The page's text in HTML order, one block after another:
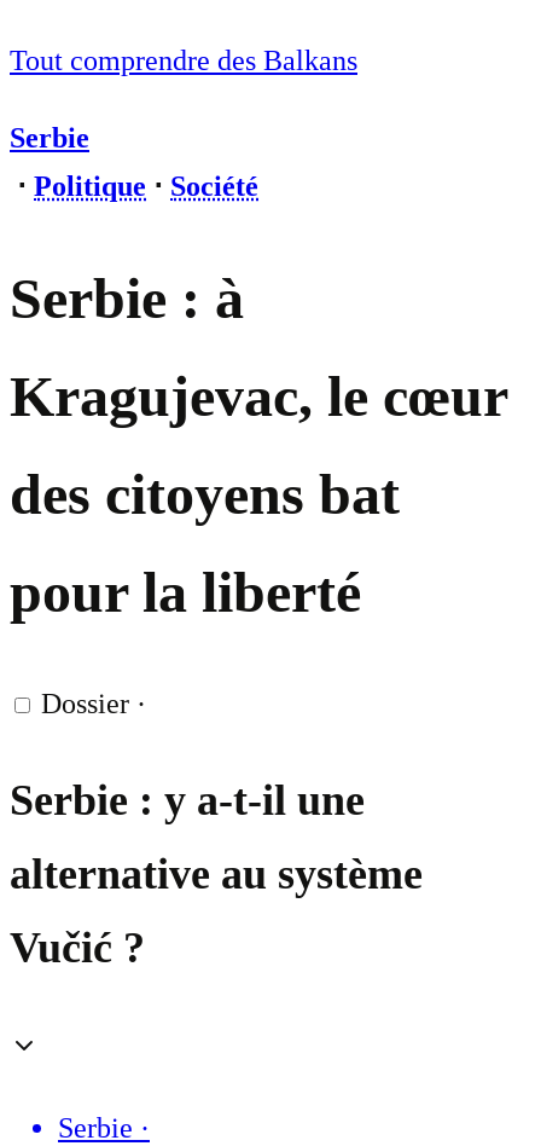
Tout comprendre des Balkans
Serbie
⋅ Politique ⋅ Société
Serbie : à
Kragujevac, le cœur
des citoyens bat
pour la liberté
Dossier ·
Serbie : y a-t-il une
alternative au système
Vučić ?
Serbie ·